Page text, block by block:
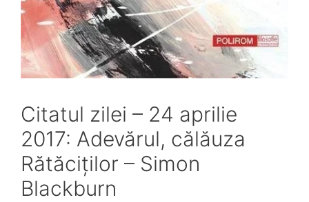
Citatul zilei – 24 aprilie
2017: Adevărul, călăuza
Rătăciților – Simon
Blackburn